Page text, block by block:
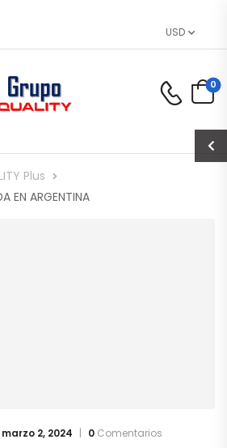
USD
0
Plus
EN ARGENTINA
marzo 2, 2024 0 Comentarios